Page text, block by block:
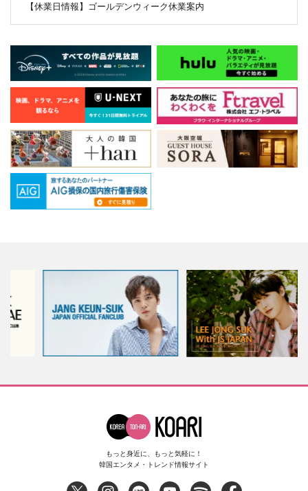
【休業日情報】ゴールデンウィーク休業案内
もっと身近に、もっと気軽に！
韓国エンタメ・トレンド情報サイト